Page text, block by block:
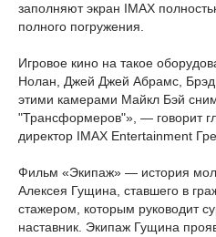
заполняют экран IMAX
полного погружения.
Игровое кино на такое
Нолан, Джей Джей Абрамс,
этими камерами Майкл Бэй
"Трансформеров"», — говорит
директор IMAX Entertainment
Фильм «Экипаж» — история
Алексея Гущина, ставшего в
стажером, которым руководит
наставник. Экипаж Гущина